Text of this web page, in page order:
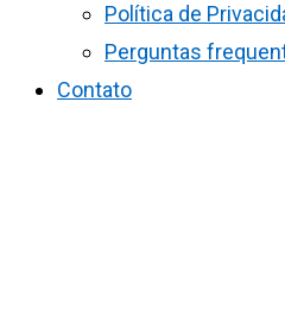
Política de
Perguntas
Contato